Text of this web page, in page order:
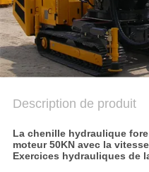
PLAN
DU
SITE
POLITIQUE
DE
Description de produit
La chenille hydraulique
moteur 50KN avec la
Exercices hydrauliques de